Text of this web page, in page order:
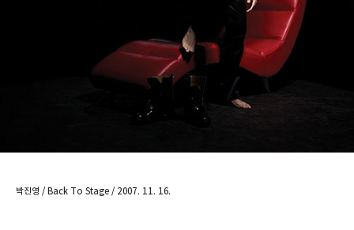
박진영 / Back To Stage / 2007. 11. 16.